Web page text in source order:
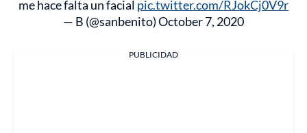
me hace falta un facial pic.twitter.com/RJokCj0V9r
— B (@sanbenito)October 7, 2020
PUBLICIDAD